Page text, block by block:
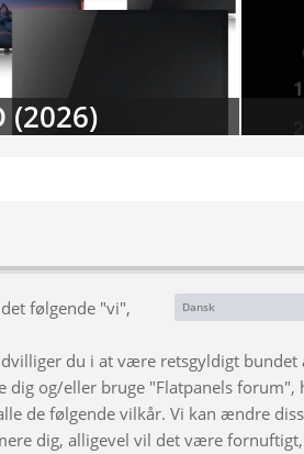
(2026)
Sprog:
Dansk
følgende "vi",
du i at være retsgyldigt bundet
og/eller bruge "Flatpanels forum",
de følgende vilkår. Vi kan ændre
dig, alligevel vil det være